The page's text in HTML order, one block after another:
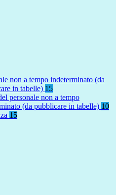
non a tempo indeterminato (da
in tabelle) 15
personale non a tempo
(da pubblicare in tabelle) 10
15